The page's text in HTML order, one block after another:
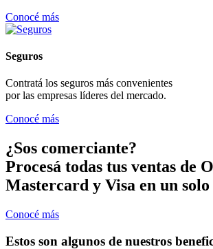
Conocé más
Seguros
Contratá los seguros más convenientes
por las empresas líderes del mercado.
Conocé más
¿Sos comerciante?
Procesá todas tus ventas de
Mastercard y Visa en un
Conocé más
Estos son algunos de nuestros